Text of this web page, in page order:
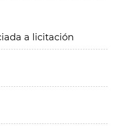
a licitación